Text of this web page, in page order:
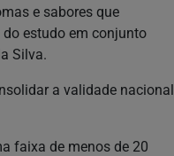
e sabores que
estudo em conjunto
Silva.
a validade nacional
faixa de menos de 20